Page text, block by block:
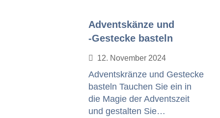
Adventskänze und
‑Gestecke basteln
12. Novem­ber 2024
Adventskränze und Gestecke
basteln Tauchen Sie ein in
die Magie der Adventszeit
und gestal­ten Sie…